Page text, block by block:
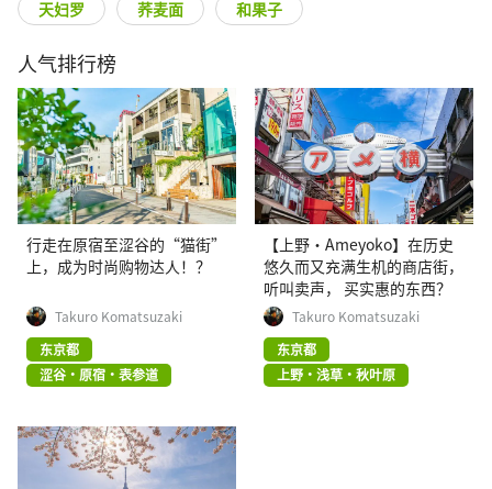
天妇罗
荞麦面 和果子
人气排行榜
行走在原宿至涩谷的“猫街”
上，成为时尚购物达人！？
Takuro Komatsuzaki
东京都
涩谷・原宿・表参道
【上野·Ameyoko】在历史
悠久而又充满生机的商店街，
听叫卖声， 买实惠的东西？
Takuro Komatsuzaki
东京都
上野・浅草・秋叶原